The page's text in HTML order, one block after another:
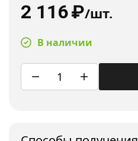
2 116₽/шт.
В наличии